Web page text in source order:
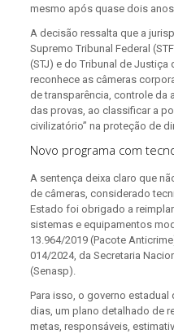
mesmo após quase dois
A decisão ressalta que a
Supremo Tribunal Federal
(STJ) e do Tribunal de Justiça
reconhece as câmeras
de transparência, controle da
das provas, ao classificar a
civilizatório” na proteção de
Novo programa com
A sentença deixa claro que
de câmeras, considerado
Estado foi obrigado a
sistemas e equipamentos
13.964/2019 (Pacote
014/2024, da Secretaria
(Senasp).
Para isso, o governo estadual
dias, um plano detalhado de
metas, responsáveis,